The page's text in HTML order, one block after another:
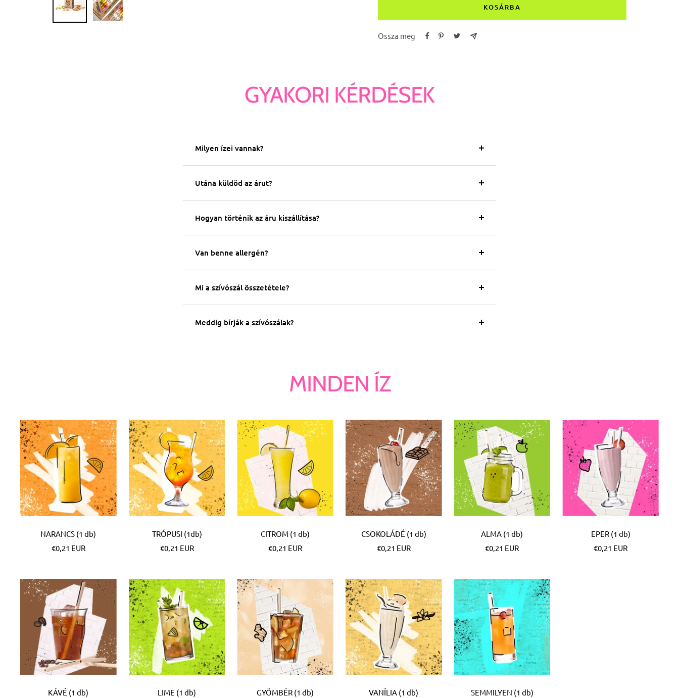
KOSÁRBA
Ossza meg
GYAKORI KÉRDÉSEK
Milyen ízei vannak?
Utána küldöd az árut?
Hogyan történik az áru kiszállítása?
Van benne allergén?
Mi a szívószál összetétele?
Meddig bírják a szívószálak?
MINDEN ÍZ
NARANCS (1 db)
Különleges
€0,21 EUR
TRÓPUSI (1db)
Különleges
€0,21 EUR
CITROM (1 db)
Különleges
€0,21 EUR
CSOKOLÁDÉ (1 db)
Különleges
€0,21 EUR
ALMA (1 db)
Különleges
€0,21 EUR
EPER (1 db)
Különleges
€0,21 EUR
KÁVÉ (1 db)
LIME (1 db)
GYÖMBÉR (1 db)
VANÍLIA (1 db)
SEMMILYEN (1 db)